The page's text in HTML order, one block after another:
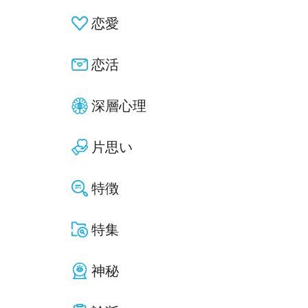
恋愛
恋活
深層心理
片思い
特徴
特集
神秘